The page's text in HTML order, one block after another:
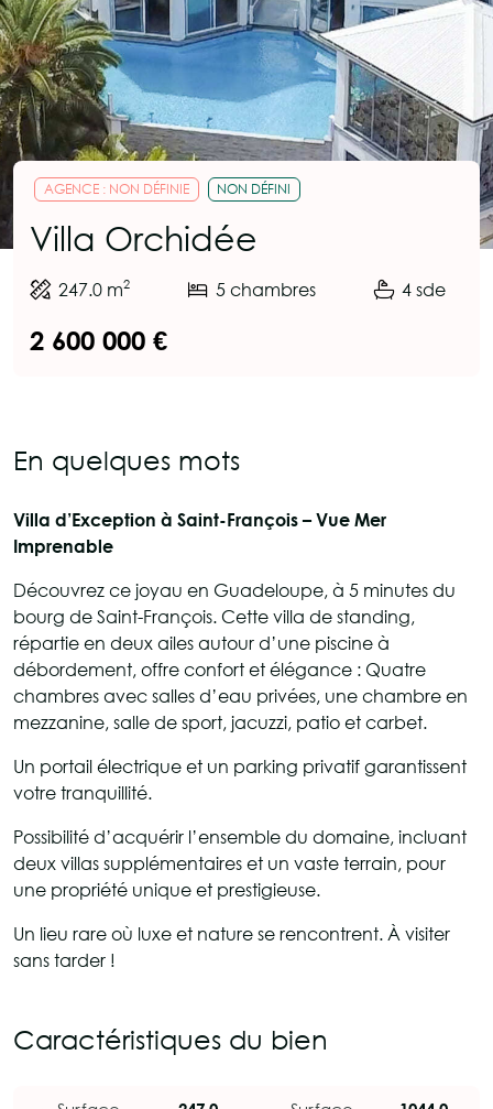
AGENCE : NON DÉFINIE NON DÉFINI
Villa Orchidée
247.0 m2 5 chambres 4 sde
2 600 000 €
En quelques mots
Villa d’Exception à Saint-François – Vue Mer
Imprenable
Découvrez ce joyau en Guadeloupe, à 5 minutes du
bourg de Saint-François. Cette villa de standing,
répartie en deux ailes autour d’une piscine à
débordement, offre confort et élégance : Quatre
chambres avec salles d’eau privées, une chambre en
mezzanine, salle de sport, jacuzzi, patio et carbet.
Un portail électrique et un parking privatif garantissent
votre tranquillité.
Possibilité d’acquérir l’ensemble du domaine, incluant
deux villas supplémentaires et un vaste terrain, pour
une propriété unique et prestigieuse.
Un lieu rare où luxe et nature se rencontrent. À visiter
sans tarder !
Caractéristiques du bien